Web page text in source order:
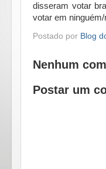
disseram votar
votar em
Postado por Blog
Nenhum
Postar um